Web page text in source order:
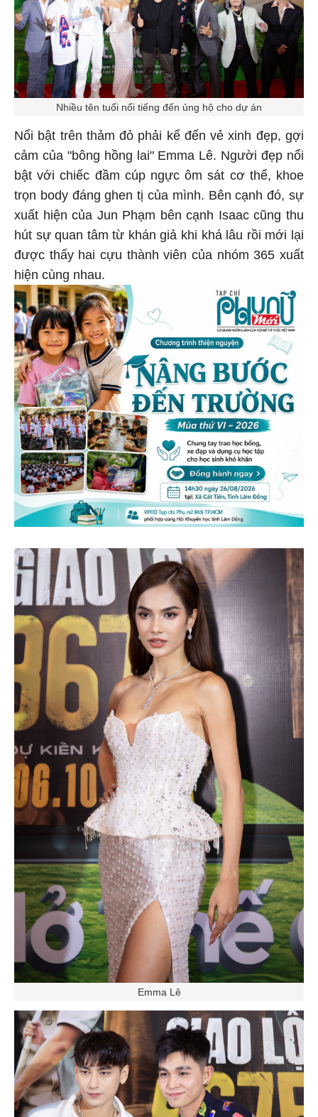
Nhiều tên tuổi nổi tiếng đến ủng hộ cho dự án
Nổi bật trên thảm đỏ phải kể đến vẻ xinh đẹp, gợi
cảm của "bông hồng lai" Emma Lê. Người đẹp nổi
bật với chiếc đầm cúp ngực ôm sát cơ thể, khoe
trọn body đáng ghen tị của mình. Bên cạnh đó, sự
xuất hiện của Jun Phạm bên cạnh Isaac cũng thu
hút sự quan tâm từ khán giả khi khá lâu rồi mới lại
được thấy hai cựu thành viên của nhóm 365 xuất
hiện cùng nhau.
Emma Lê